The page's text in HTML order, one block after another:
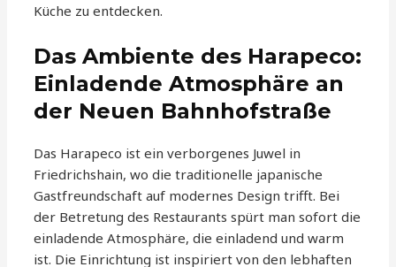
Küche zu entdecken.
Das Ambiente des Harapeco:
Einladende Atmosphäre an
der Neuen Bahnhofstraße
Das Harapeco ist ein verborgenes Juwel in
Friedrichshain, wo die traditionelle japanische
Gastfreundschaft auf modernes Design trifft. Bei
der Betretung des Restaurants spürt man sofort die
einladende Atmosphäre, die einladend und warm
ist. Die Einrichtung ist inspiriert von den lebhaften